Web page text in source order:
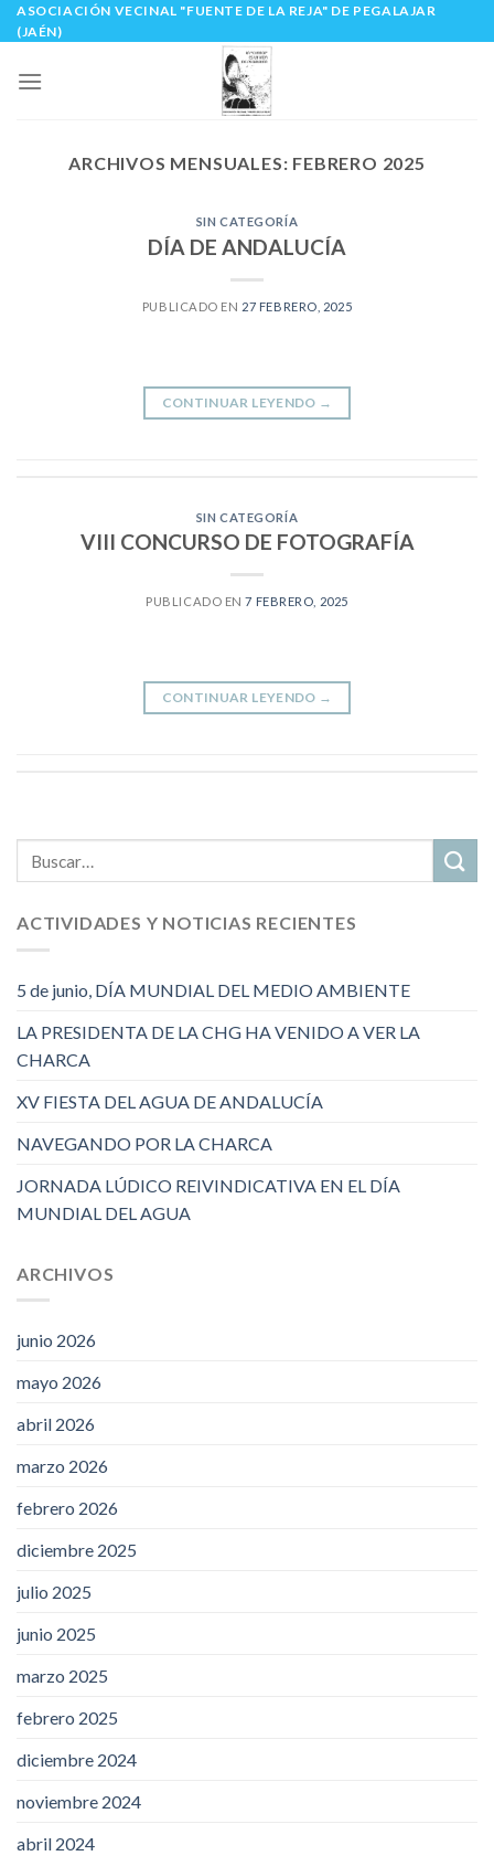
Skip
to
content
ASOCIACIÓN VECINAL "FUENTE DE LA REJA" DE PEGALAJAR
(JAÉN)
ARCHIVOS MENSUALES: FEBRERO 2025
SIN CATEGORÍA
DÍA DE ANDALUCÍA
PUBLICADO EN 27 FEBRERO, 2025
CONTINUAR LEYENDO →
SIN CATEGORÍA
VIII CONCURSO DE FOTOGRAFÍA
PUBLICADO EN7 FEBRERO, 2025
CONTINUAR LEYENDO →
ACTIVIDADES Y NOTICIAS RECIENTES
5 de junio, DÍA MUNDIAL DEL MEDIO AMBIENTE
LA PRESIDENTA DE LA CHG HA VENIDO A VER LA
CHARCA
XV FIESTA DEL AGUA DE ANDALUCÍA
NAVEGANDO POR LA CHARCA
JORNADA LÚDICO REIVINDICATIVA EN EL DÍA
MUNDIAL DEL AGUA
ARCHIVOS
junio 2026
mayo 2026
abril 2026
marzo 2026
febrero 2026
diciembre 2025
julio 2025
junio 2025
marzo 2025
febrero 2025
diciembre 2024
noviembre 2024
abril 2024